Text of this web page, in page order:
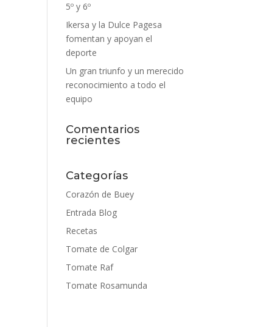
5º y 6º
Ikersa y la Dulce Pagesa
fomentan y apoyan el
deporte
Un gran triunfo y un merecido
reconocimiento a todo el
equipo
Comentarios
recientes
Categorías
Corazón de Buey
Entrada Blog
Recetas
Tomate de Colgar
Tomate Raf
Tomate Rosamunda